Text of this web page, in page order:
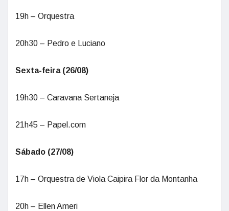
19h – Orquestra
20h30 – Pedro e Luciano
Sexta-feira (26/08)
19h30 – Caravana Sertaneja
21h45 – Papel.com
Sábado (27/08)
17h – Orquestra de Viola Caipira Flor da Montanha
20h – Ellen Ameri